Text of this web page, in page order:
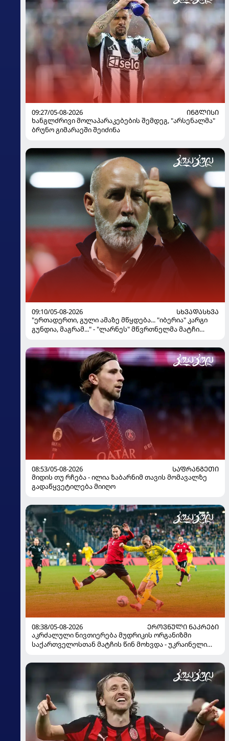
09:27/05-08-2026
ᲘᲜᲒᲚᲘᲡᲘ
ხანგლძრივი მოლაპარაკებების შემდეგ, "არსენალმა"
ბრუნო გიმარაეში შეიძინა
09:10/05-08-2026
ᲡᲮᲕᲐᲓᲐᲡᲮᲕᲐ
"ერთადერთი, გული ამაზე მწყდება... "იბერია" კარგი
გუნდია, მაგრამ..." - "ლარნეს" მწვრთნელმა მატჩი
მოჰყავს
08:53/05-08-2026
ᲡᲐᲤᲠᲐᲜᲒᲔᲗᲘ
მიდის თუ რჩება - ილია ზაბარნიმ თავის მომავალზე
გადაწყვეტილება მიიღო
08:38/05-08-2026
ᲔᲠᲝᲕᲜᲣᲚᲘ ᲜᲐᲙᲠᲔᲑᲘ
აკრძალული ნივთიერება მუდრიკის ორგანიზმი
საქართველოსთან მატჩის წინ მოხვდა - უკრაინელი
ინფორმაციას ავრცელებს